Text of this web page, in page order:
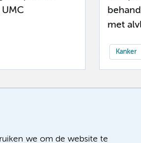
we om de website te
met
Kanker